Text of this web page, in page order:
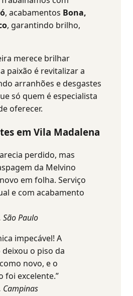
, acabamentos Bona,
, garantindo brilho,
merece brilhar
paixão é revitalizar a
arranhões e desgastes
só quem é especialista
oferecer.
em Vila Madalena
perdido, mas
da Melvino
em folha. Serviço
e com acabamento
São Paulo
impecável! A
o piso da
novo, e o
foi excelente.”
Campinas